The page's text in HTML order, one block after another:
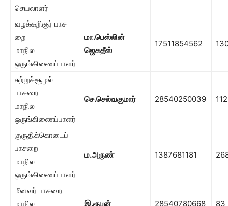
செயலாளர்
வழக்கறிஞர் பாச​
றை
மாநில
ஒருங்கிணைப்பாளர்
மா.பெஸ்லின்
ஜெகதீஸ்
17511854562
சுற்றுச்சூழல்
பாசறை
மாநில
ஒருங்கிணைப்பாளர்
செ.செல்வகுமார் 28540250039 112
குருதிக்கொடைப்
பாசறை
மாநில
ஒருங்கிணைப்பாளர்
ம.அருண் 1387681181
மீனவர் பாச​றை
மாநில
இ.ரூபன் 28540780668 83